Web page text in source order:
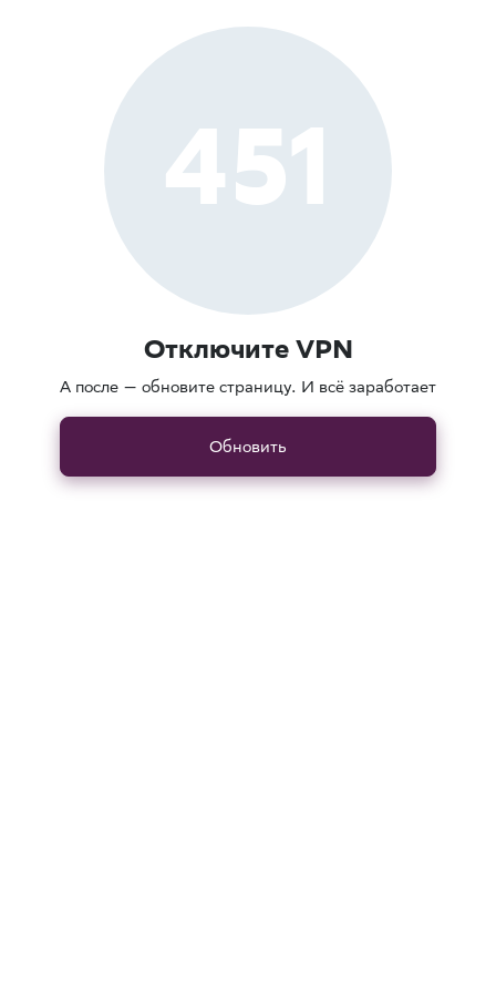
451
Отключите VPN
А после — обновите страницу. И всё заработает
Обновить